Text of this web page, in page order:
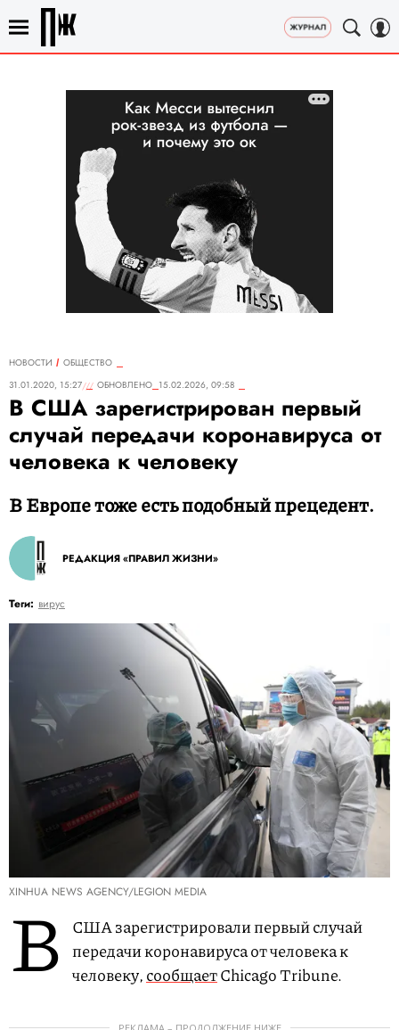
НОВОСТИ
ОБЩЕСТВО
31.01.2020, 15:27
ОБНОВЛЕНО 15.02.2026, 09:58
В США зарегистрирован первый
случай передачи коронавируса от
человека к человеку
В Европе тоже есть подобный прецедент.
РЕДАКЦИЯ «ПРАВИЛ ЖИЗНИ»
Теги: вирус
XINHUA NEWS AGENCY/LEGION MEDIA
В
США зарегистрировали первый случай
передачи коронавируса от человека к
человеку,сообщаетChicago Tribune.